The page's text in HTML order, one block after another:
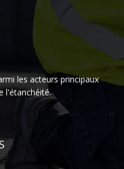
les acteurs principaux
l'étanchéité.